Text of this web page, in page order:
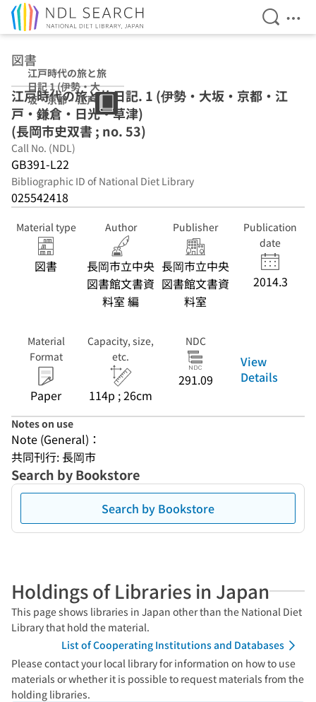
Open
図書
江戸時代の旅と旅
日記 1 (伊勢・大
坂・京都・江戸・
鎌倉・日光・草
津) (長岡市史双書
; no. 53)
江戸時代の旅と旅日記. 1 (伊勢・大坂・京都・江
戸・鎌倉・日光・草津)
(長岡市史双書 ; no. 53)
Call No. (NDL)
GB391-L22
Bibliographic ID of National Diet Library
025542418
Material type
図書
Author
長岡市立中央
図書館文書資
料室 編
Publisher
長岡市立中央
図書館文書資
料室
Publication
date
2014.3
Material
Format
Paper
Capacity, size,
etc.
114p ; 26cm
NDC
291.09
View
Details
Notes on use
Note (General)：
共同刊行: 長岡市
Search by Bookstore
Search by Bookstore
Holdings of Libraries in Japan
This page shows libraries in Japan other than the National Diet
Library that hold the material.
List of Cooperating Institutions and Databases
Please contact your local library for information on how to use
materials or whether it is possible to request materials from the
holding libraries.